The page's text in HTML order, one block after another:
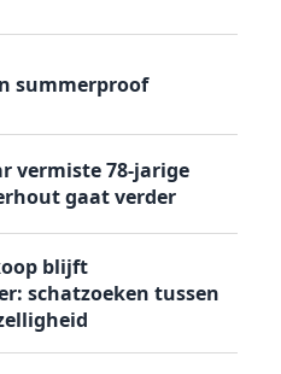
summerproof
vermiste 78-jarige
gaat verder
blijft
schatzoeken tussen